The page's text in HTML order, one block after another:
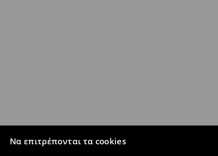
Να επιτρέπονται τα cookies